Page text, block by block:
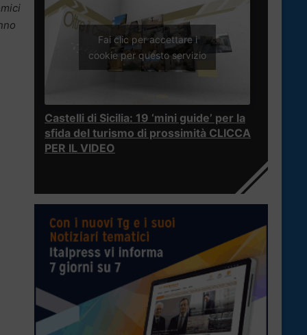
Fai clic per accettare i
cookie per questo servizio
Castelli di Sicilia: 19 ‘mini guide’ per la
sfida del turismo di prossimità CLICCA
PER IL VIDEO